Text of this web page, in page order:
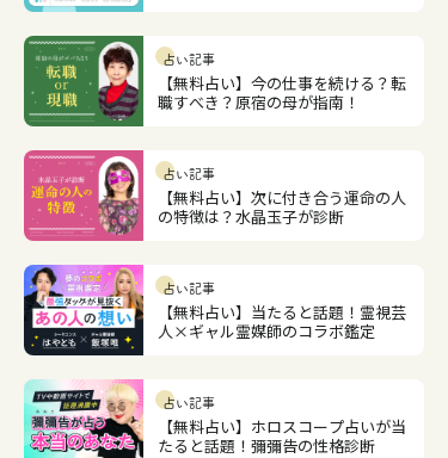
占い記事
【無料占い】今の仕事を続ける？転
職すべき？原宿の母が指南！
占い記事
【無料占い】次に付き合う運命の人
の特徴は？水晶玉子が診断
占い記事
【無料占い】当たると話題！霊視芸
人×ギャル霊媒師のコラボ鑑定
占い記事
【無料占い】ホロスコープ占いが当
たると話題！彌彌告の性格診断